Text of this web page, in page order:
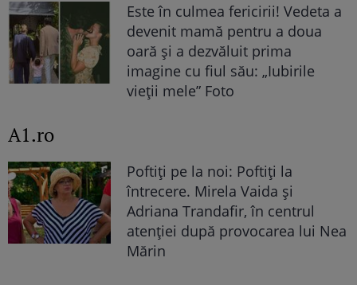
Este în culmea fericirii! Vedeta a
devenit mamă pentru a doua
oară și a dezvăluit prima
imagine cu fiul său: „Iubirile
vieții mele” Foto
A1.ro
Poftiți pe la noi: Poftiți la
întrecere. Mirela Vaida și
Adriana Trandafir, în centrul
atenției după provocarea lui Nea
Mărin